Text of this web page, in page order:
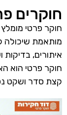
חוקרים
חוקר פרטי
מותאמת שיכולה
איתורים,
חוקר פרטי הוא
קצת סדר ושקט